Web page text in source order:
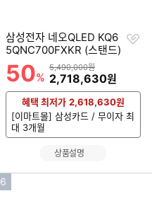
삼성전자 네오QLED KQ6
5QNC700FXKR (스탠드)
할인률
50%
상품금액
5,490,000원
할인금액
2,718,630원
찜
혜택 최저가 2,618,630원
[이마트몰] 삼성카드 / 무이자 최
대 3개월
상품설명
인
6